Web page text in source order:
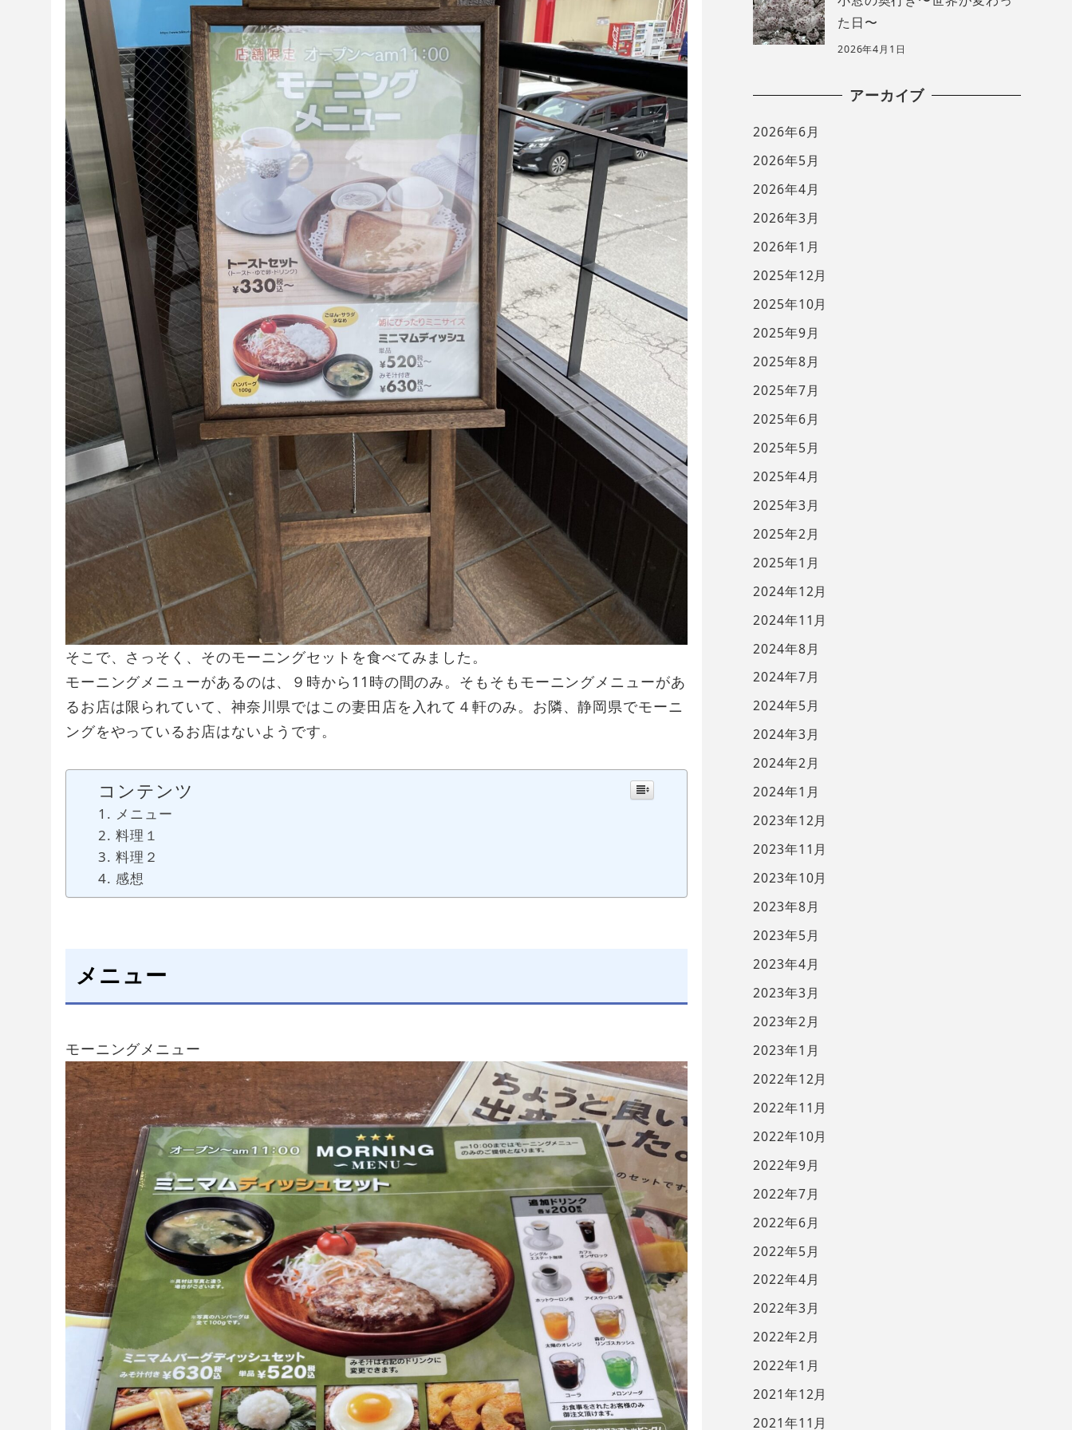
そこで、さっそく、そのモーニングセットを食べてみました。
モーニングメニューがあるのは、９時から11時の間のみ。そもそもモーニングメニューがあ
るお店は限られていて、神奈川県ではこの妻田店を入れて４軒のみ。お隣、静岡県でモーニ
ングをやっているお店はないようです。
コンテンツ
メニュー
料理１
料理２
感想
メニュー
モーニングメニュー
た日〜
2026年4月1日
アーカイブ
2026年6月
2026年5月
2026年4月
2026年3月
2026年1月
2025年12月
2025年10月
2025年9月
2025年8月
2025年7月
2025年6月
2025年5月
2025年4月
2025年3月
2025年2月
2025年1月
2024年12月
2024年11月
2024年8月
2024年7月
2024年5月
2024年3月
2024年2月
2024年1月
2023年12月
2023年11月
2023年10月
2023年8月
2023年5月
2023年4月
2023年3月
2023年2月
2023年1月
2022年12月
2022年11月
2022年10月
2022年9月
2022年7月
2022年6月
2022年5月
2022年4月
2022年3月
2022年2月
2022年1月
2021年12月
2021年11月